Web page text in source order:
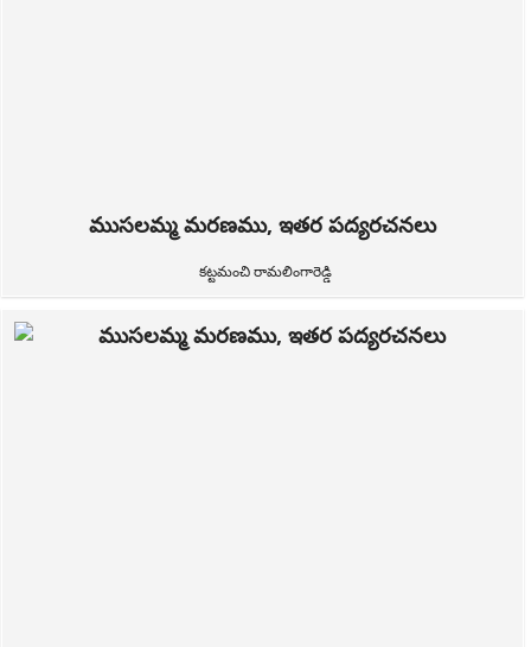
ముసలమ్మ మరణము, ఇతర పద్యరచనలు
కట్టమంచి రామలింగారెడ్డి